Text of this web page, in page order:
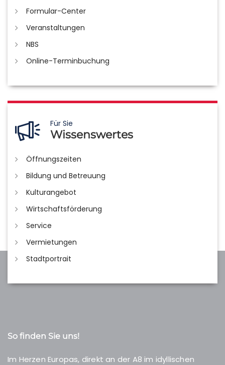
Formular-Center
Veranstaltungen
NBS
Online-Terminbuchung
Für Sie
Wissenswertes
Öffnungszeiten
Bildung und Betreuung
Kulturangebot
Wirtschaftsförderung
Service
Vermietungen
Stadtportrait
So finden Sie uns!
Im Herzen Europas, direkt an der A8 im idyllischen